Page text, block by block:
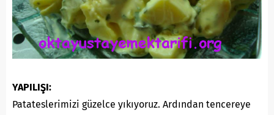
YAPILIŞI:
Patateslerimizi güzelce yıkıyoruz. Ardından tencereye